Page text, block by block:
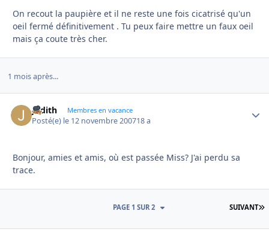
On recout la paupière et il ne reste une fois cicatrisé qu'un
oeil fermé définitivement . Tu peux faire mettre un faux oeil
mais ça coute très cher.
1 mois après...
Judith Membres en vacance
Posté(e) le 12 novembre 200718 a
Bonjour, amies et amis, où est passée Miss? J'ai perdu sa
trace.
SUIVANT
PAGE 1 SUR 2